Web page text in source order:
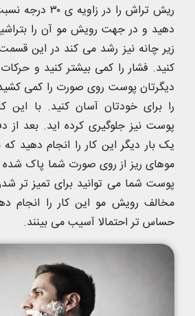
ریش تراش را در
دهید و در جهت رویش مو آن را
زیر چانه نیز رشد می کند در این
کنید. فشار را کمی بیشتر کنید و
دیگرتان پوست روی صورت را کمی
را برای خودتان‌ آسان کنید. با این
پوست نیز جلوگیری کرده اید. بعد از
یک بار دیگر این کار را انجام دهید
موهای ریز از روی صورت شما پاک
پوست شما می توانید برای تمیز تر
مخالف رویش مو این کار را انجام
حساس تر احتمالا آسیب می بینند.